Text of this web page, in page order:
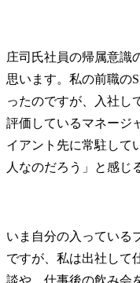
庄司氏社員の帰属意識
思います。私の前職の
ったのですが、入社し
評価しているマネージ
イアント先に常駐して
人なのだろう」と感じ
いま自分の入っている
ですが、私は出社して
談や、仕事後の飲み会